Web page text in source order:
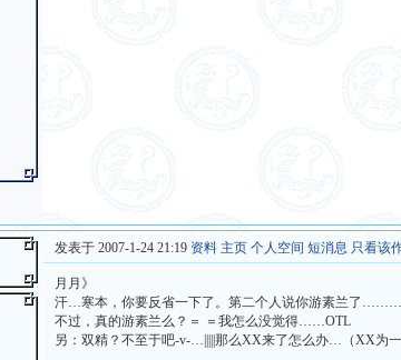
发表于 2007-1-24 21:19 资料 主页 个人空间 短消息 只看该
月月》
汗…寒本，你要反省一下了。第二个人说你游素兰了
不过，真的游素兰么？＝ ＝我怎么没觉得……OTL
另：双精？不至于吧-v-…|||||那么XX来了怎么办…（XX为一